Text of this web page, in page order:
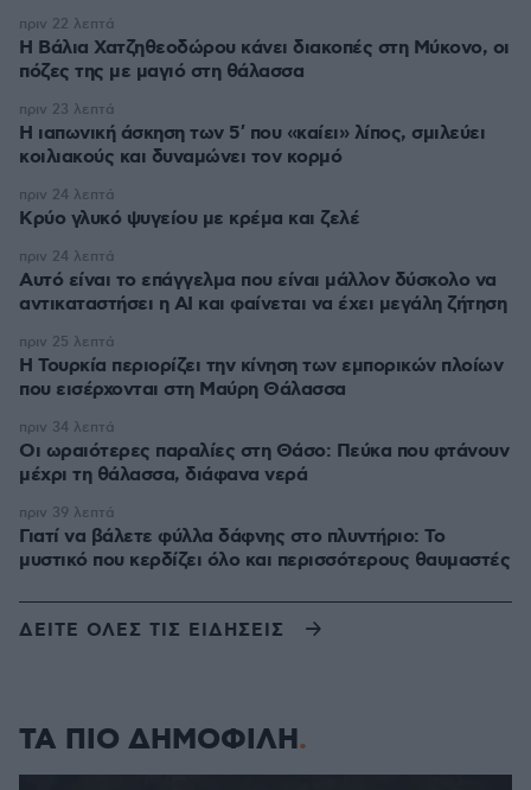
Η Βάλια Χατζηθεοδώρου κάνει διακοπές στη Μύκονο, οι
πόζες της με μαγιό στη θάλασσα
πριν 22 λεπτά
Η ιαπωνική άσκηση των 5′ που «καίει» λίπος, σμιλεύει
κοιλιακούς και δυναμώνει τον κορμό
πριν 23 λεπτά
Κρύο γλυκό ψυγείου με κρέμα και ζελέ
πριν 24 λεπτά
Αυτό είναι το επάγγελμα που είναι μάλλον δύσκολο να
αντικαταστήσει η AI και φαίνεται να έχει μεγάλη ζήτηση
πριν 24 λεπτά
Η Τουρκία περιορίζει την κίνηση των εμπορικών πλοίων
που εισέρχονται στη Μαύρη Θάλασσα
πριν 25 λεπτά
Οι ωραιότερες παραλίες στη Θάσο: Πεύκα που φτάνουν
μέχρι τη θάλασσα, διάφανα νερά
πριν 34 λεπτά
Γιατί να βάλετε φύλλα δάφνης στο πλυντήριο: Το
μυστικό που κερδίζει όλο και περισσότερους θαυμαστές
πριν 39 λεπτά
ΔΕΙΤΕ ΟΛΕΣ ΤΙΣ ΕΙΔΗΣΕΙΣ
ΤΑ ΠΙΟ ΔΗΜΟΦΙΛΗ